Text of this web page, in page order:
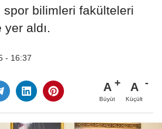
spor bilimleri fakülteleri
yer aldı.
- 16:37
A
Büyüt
A
Küçült